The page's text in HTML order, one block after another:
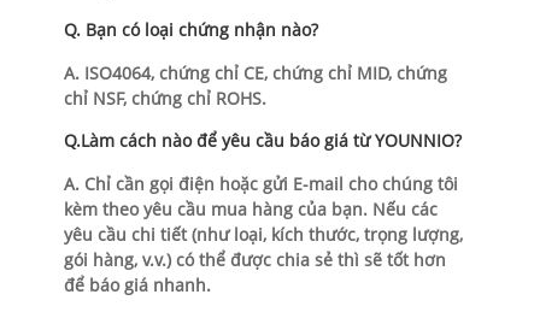
Q. Bạn có loại chứng nhận nào?
A. ISO4064, chứng chỉ CE, chứng chỉ MID, chứng
chỉ NSF, chứng chỉ ROHS.
Q.Làm cách nào để yêu cầu báo giá từ YOUNNIO?
A. Chỉ cần gọi điện hoặc gửi E-mail cho chúng tôi
kèm theo yêu cầu mua hàng của bạn. Nếu các
yêu cầu chi tiết (như loại, kích thước, trọng lượng,
gói hàng, v.v.) có thể được chia sẻ thì sẽ tốt hơn
để báo giá nhanh.